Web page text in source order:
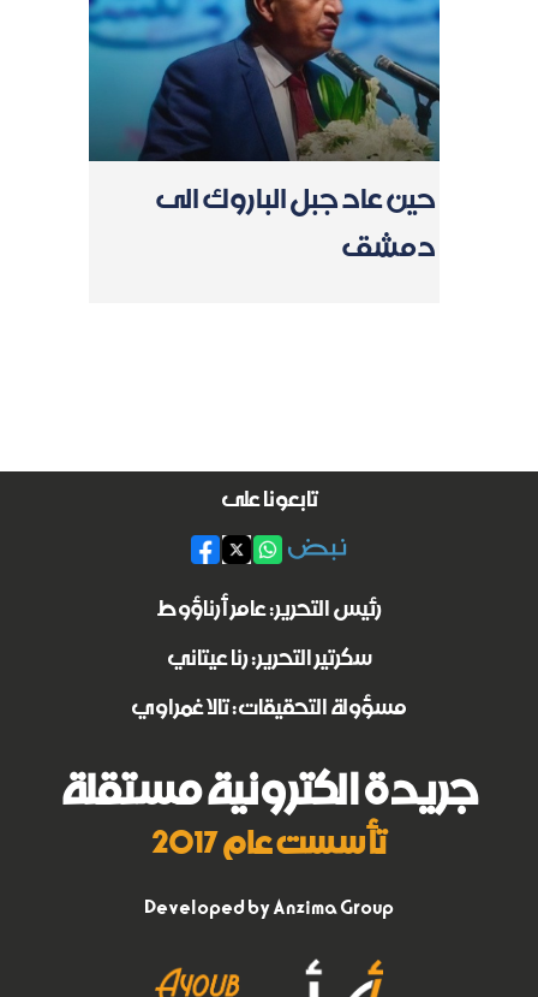
حين عاد جبل الباروك الى
دمشق
تابعونا على
رئيس التحرير: عامر أرناؤوط
سكرتير التحرير: رنا عيتاني
مسؤولة التحقيقات: تالا غمراوي
جريدة الكترونية مستقلة
تأسست عام 2017
Developed byAnzima Group